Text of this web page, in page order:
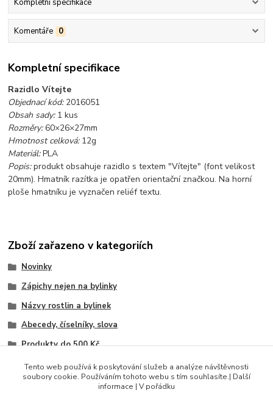
Kompletní specifikace
Komentáře 0
Kompletní specifikace
Razidlo Vítejte
Objednací kód:2016051
Obsah sady:1 kus
Rozměry:60×26×27mm
Hmotnost celková:12g
Materiál:PLA
Popis:produkt obsahuje razidlo s textem "Vítejte" (font velikost
20mm). Hmatník razítka je opatřen orientační značkou. Na horní
ploše hmatníku je vyznačen reliéf textu.
Zboží zařazeno v kategoriích
Novinky
Zápichy nejen na bylinky
Názvy rostlin a bylinek
Abecedy, číselníky, slova
Produkty do 500 Kč
Slova (různá)
Slova (bylinky)
Tento web používá k poskytování služeb a analýze návštěvnosti
soubory cookie. Používáním tohoto webu s tím souhlasíte.| Další
informace | V pořádku